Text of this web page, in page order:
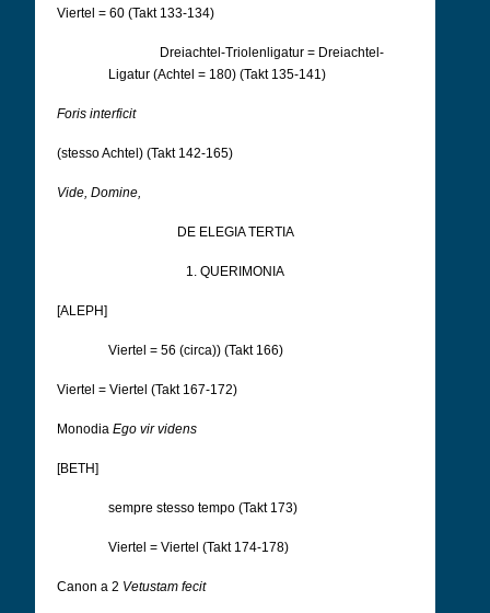
Viertel = 60 (Takt 133-134)
Dreiachtel-Triolenligatur = Dreiachtel-
Ligatur (Achtel = 180) (Takt 135-141)
Foris interficit
(stesso Achtel) (Takt 142-165)
Vide, Domine,
DE ELEGIA TERTIA
1. QUERIMONIA
[ALEPH]
Viertel = 56 (circa)) (Takt 166)
Viertel = Viertel (Takt 167-172)
Monodia Ego vir videns
[BETH]
sempre stesso tempo (Takt 173)
Viertel = Viertel (Takt 174-178)
Canon a 2 Vetustam fecit